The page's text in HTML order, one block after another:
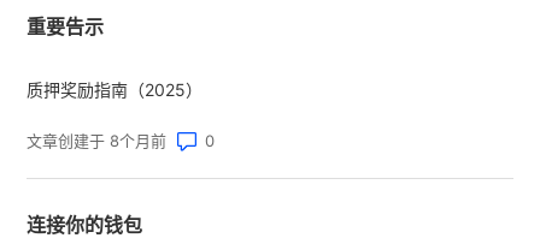
重要告示
质押奖励指南（2025）
文章创建于 8个月前 评论数：0
连接你的钱包